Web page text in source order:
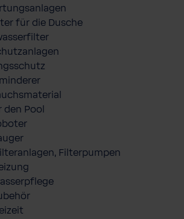
für die Dusche
den Pool
Filterpumpen